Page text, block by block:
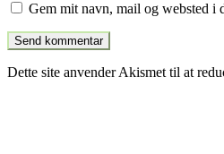
Gem mit navn, mail og websted i
Dette site anvender Akismet til at